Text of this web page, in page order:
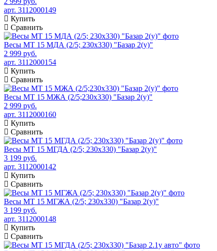
арт. 3112000149
Купить
Сравнить
Весы МТ 15 МДА (2/5; 230х330) "Базар 2(у)"
2 999 руб.
арт. 3112000154
Купить
Сравнить
Весы МТ 15 МЖА (2/5;230х330) "Базар 2(у)"
2 999 руб.
арт. 3112000160
Купить
Сравнить
Весы МТ 15 МГДА (2/5; 230х330) "Базар 2(у)"
3 199 руб.
арт. 3112000142
Купить
Сравнить
Весы МТ 15 МГЖА (2/5; 230х330) "Базар 2(у)"
3 199 руб.
арт. 3112000148
Купить
Сравнить